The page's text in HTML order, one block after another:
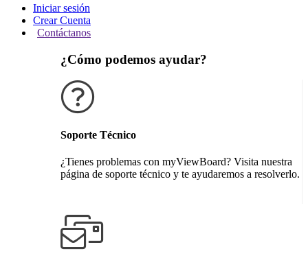
Iniciar sesión
Crear Cuenta
Contáctanos
¿Cómo podemos ayudar?
Soporte Técnico
¿Tienes problemas con myViewBoard? Visita nuestra
página de soporte técnico y te ayudaremos a resolverlo.